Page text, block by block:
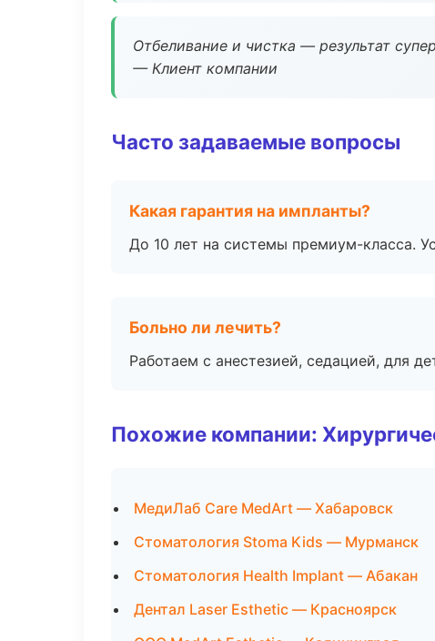
Отбеливание и чистка — результат
— Клиент компании
Часто задаваемые вопросы
Какая гарантия на импланты?
До 10 лет на системы премиум-класса.
Больно ли лечить?
Работаем с анестезией, седацией, для
Похожие компании:
МедиЛаб Care MedArt — Хабаровск
Стоматология Stoma Kids — Мурманск
Стоматология Health Implant — Абакан
Дентал Laser Esthetic — Красноярск